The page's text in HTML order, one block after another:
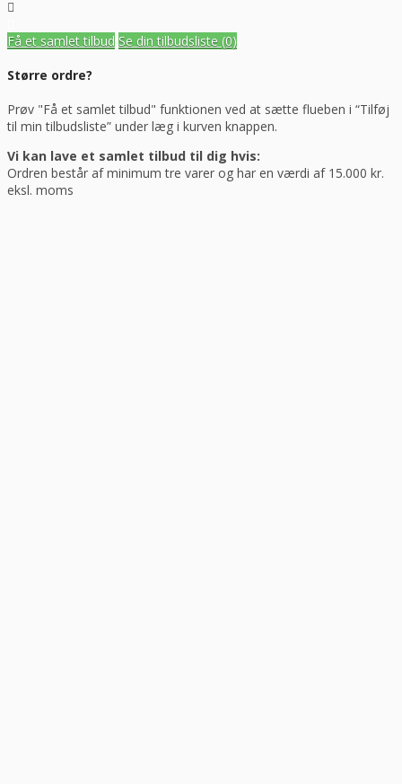
Få et samlet tilbud Se din tilbudsliste (0)
Større ordre?
Prøv "Få et samlet tilbud" funktionen ved at sætte flueben i “Tilføj
til min tilbudsliste” under læg i kurven knappen.
Vi kan lave et samlet tilbud til dig hvis:
Ordren består af minimum tre varer og har en værdi af 15.000 kr.
eksl. moms